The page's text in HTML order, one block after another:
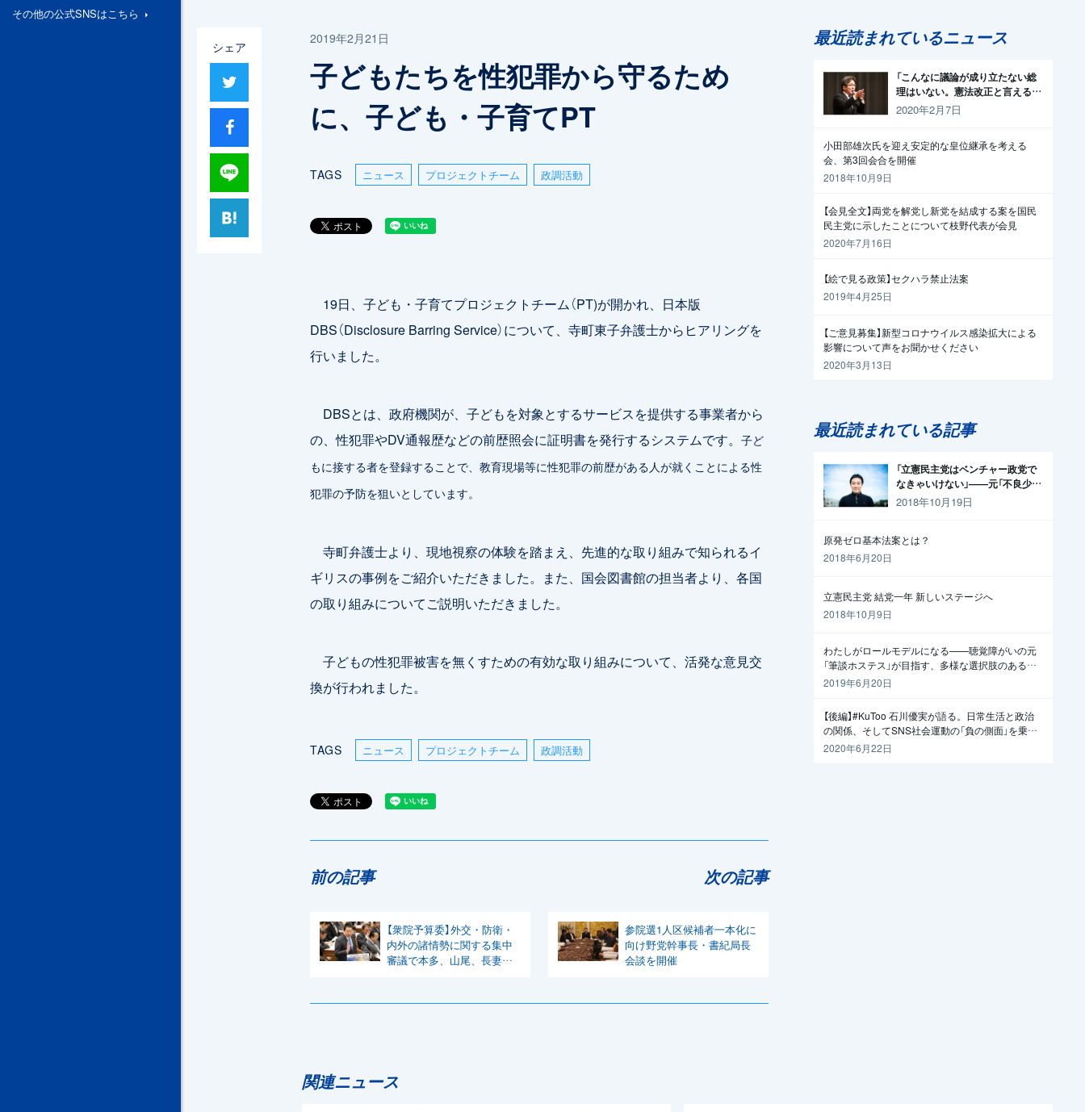
その他の公式SNSはこちら
シェア
2019年2月21日
子どもたちを性犯罪から守るため
に、子ども・子育てPT
TAGS ニュース プロジェクトチーム 政調活動
19日、子ども・子育てプロジェクトチーム（PT)が開かれ、日本版
DBS（Disclosure Barring Service）について、寺町東子弁護士からヒアリングを
行いました。
DBSとは、政府機関が、子どもを対象とするサービスを提供する事業者から
の、性犯罪やDV通報歴などの前歴照会に証明書を発行するシステムです。 子ど
もに接する者を登録することで、教育現場等に性犯罪の前歴がある人が就くことによる性
犯罪の予防を狙いとしています。
寺町弁護士より、現地視察の体験を踏まえ、先進的な取り組みで知られるイ
ギリスの事例をご紹介いただきました。また、国会図書館の担当者より、各国
の取り組みについてご説明いただきました。
子どもの性犯罪被害を無くすための有効な取り組みについて、活発な意見交
換が行われました。
TAGS ニュース プロジェクトチーム 政調活動
前の記事
【衆院予算委】外交・防衛・
内外の諸情勢に関する集中
審議で本多、山尾、長妻、
次の記事
参院選1人区候補者一本化に
向け野党幹事長・書紀局長
会談を開催
最近読まれているニュース
「こんなに議論が成り立たない総
理はいない。憲法改正と言える資
格がどこにある。市民と野党の力
で引きずり下ろそう」杉尾議員
2020年2月7日
小田部雄次氏を迎え安定的な皇位継承を考える
会、第3回会合を開催
2018年10月9日
【会見全文】両党を解党し新党を結成する案を国民
民主党に示したことについて枝野代表が会見
2020年7月16日
【絵で見る政策】セクハラ禁止法案
2019年4月25日
【ご意見募集】新型コロナウイルス感染拡大による
影響について声をお聞かせください
2020年3月13日
最近読まれている記事
「立憲民主党はベンチャー政党で
なきゃいけない」——元「不良少
年」の起業家が政治家になった理
2018年10月19日
原発ゼロ基本法案とは？
2018年6月20日
立憲民主党 結党一年 新しいステージへ
2018年10月9日
わたしがロールモデルになる——聴覚障がいの元
「筆談ホステス」が目指す、多様な選択肢のある社
会
2019年6月20日
【後編】#KuToo 石川優実が語る。日常生活と政治
の関係、そしてSNS社会運動の「負の側面」を乗り
越えるには
2020年6月22日
関連ニュース